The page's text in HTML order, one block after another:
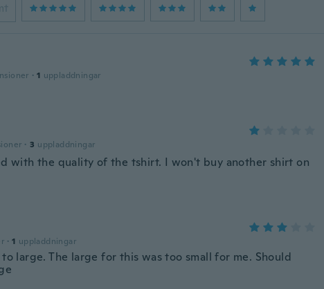
· 1 uppladdningar
· 3 uppladdningar
with the quality of the tshirt. I won't buy another shirt on
· 1 uppladdningar
large. The large for this was too small for me. Should